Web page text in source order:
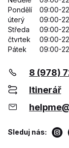
Pondělí
09:00-
úterý
09:00-
Středa
09:00-
čtvrtek
09:00-
Pátek
09:00-
8 (978)
Itinerář
Sleduj nás: